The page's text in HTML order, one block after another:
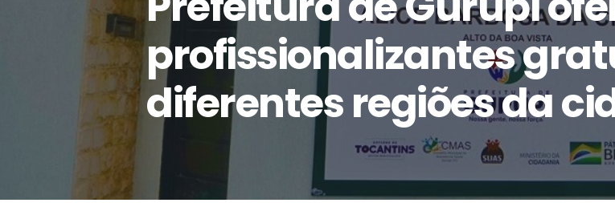
profissionalizantes
diferentes regiões da